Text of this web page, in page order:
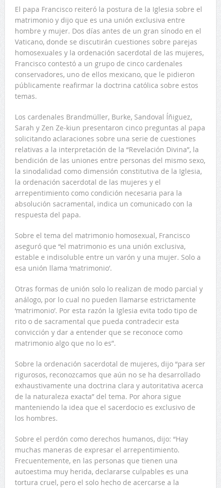
El papa Francisco reiteró la postura de la Iglesia sobre el
matrimonio y dijo que es una unión exclusiva entre
hombre y mujer. Dos días antes de un gran sínodo en el
Vaticano, donde se discutirán cuestiones sobre parejas
homosexuales y la ordenación sacerdotal de las mujeres,
Francisco contestó a un grupo de cinco cardenales
conservadores, uno de ellos mexicano, que le pidieron
públicamente reafirmar la doctrina católica sobre estos
temas.
Los cardenales Brandmüller, Burke, Sandoval Íñiguez,
Sarah y Zen Ze-kiun presentaron cinco preguntas al papa
solicitando aclaraciones sobre una serie de cuestiones
relativas a la interpretación de la “Revelación Divina”, la
bendición de las uniones entre personas del mismo sexo,
la sinodalidad como dimensión constitutiva de la Iglesia,
la ordenación sacerdotal de las mujeres y el
arrepentimiento como condición necesaria para la
absolución sacramental, indica un comunicado con la
respuesta del papa.
Sobre el tema del matrimonio homosexual, Francisco
aseguró que “el matrimonio es una unión exclusiva,
estable e indisoluble entre un varón y una mujer. Solo a
esa unión llama ‘matrimonio’.
Otras formas de unión solo lo realizan de modo parcial y
análogo, por lo cual no pueden llamarse estrictamente
‘matrimonio’. Por esta razón la Iglesia evita todo tipo de
rito o de sacramental que pueda contradecir esta
convicción y dar a entender que se reconoce como
matrimonio algo que no lo es”.
Sobre la ordenación sacerdotal de mujeres, dijo “para ser
rigurosos, reconozcamos que aún no se ha desarrollado
exhaustivamente una doctrina clara y autoritativa acerca
de la naturaleza exacta” del tema. Por ahora sigue
manteniendo la idea que el sacerdocio es exclusivo de
los hombres.
Sobre el perdón como derechos humanos, dijo: “Hay
muchas maneras de expresar el arrepentimiento.
Frecuentemente, en las personas que tienen una
autoestima muy herida, declararse culpables es una
tortura cruel, pero el solo hecho de acercarse a la